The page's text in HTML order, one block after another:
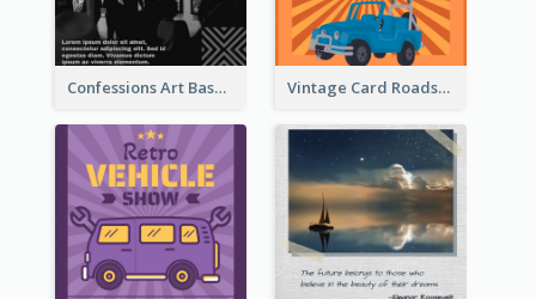
Confessions Art Basel Instagram Post Vintage Card Roadshow Instagram Post